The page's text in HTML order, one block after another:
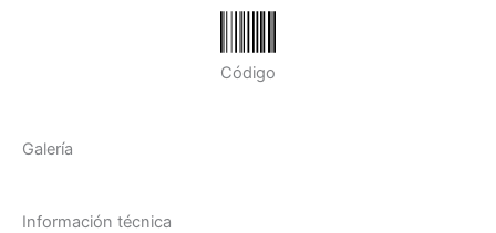
Código
Galería
Información técnica